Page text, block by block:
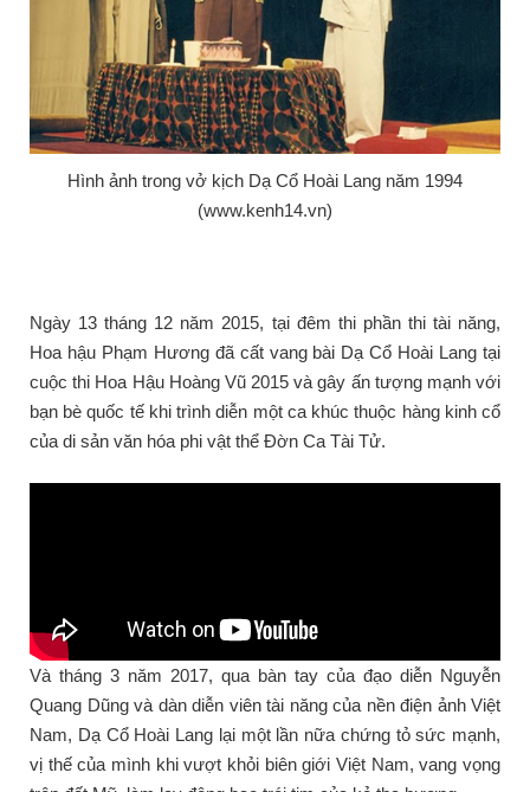
Hình ảnh trong vở kịch Dạ Cổ Hoài Lang năm 1994
(www.kenh14.vn)
Ngày 13 tháng 12 năm 2015, tại đêm thi phần thi tài năng,
Hoa hậu Phạm Hương đã cất vang bài Dạ Cổ Hoài Lang tại
cuộc thi Hoa Hậu Hoàng Vũ 2015 và gây ấn tượng mạnh với
bạn bè quốc tế khi trình diễn một ca khúc thuộc hàng kinh cổ
của di sản văn hóa phi vật thể Đờn Ca Tài Tử.
Và tháng 3 năm 2017, qua bàn tay của đạo diễn Nguyễn
Quang Dũng và dàn diễn viên tài năng của nền điện ảnh Việt
Nam, Dạ Cổ Hoài Lang lại một lần nữa chứng tỏ sức mạnh,
vị thế của mình khi vượt khỏi biên giới Việt Nam, vang vọng